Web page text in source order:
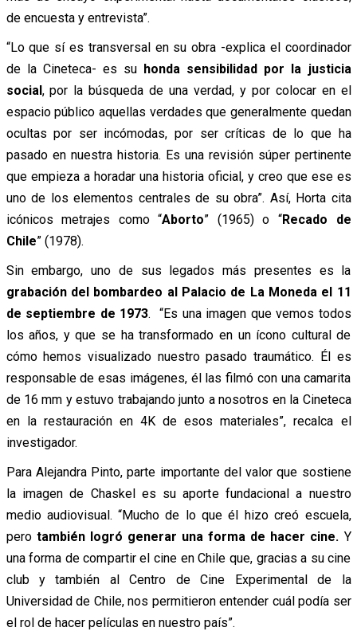
de encuesta y entrevista”.
“Lo que sí es transversal en su obra -explica el coordinador
de la Cineteca- es su honda sensibilidad por la justicia
social, por la búsqueda de una verdad, y por colocar en el
espacio público aquellas verdades que generalmente quedan
ocultas por ser incómodas, por ser críticas de lo que ha
pasado en nuestra historia. Es una revisión súper pertinente
que empieza a horadar una historia oficial, y creo que ese es
uno de los elementos centrales de su obra”. Así, Horta cita
icónicos metrajes como “Aborto” (1965) o “Recado de
Chile” (1978).
Sin embargo, uno de sus legados más presentes es la
grabación del bombardeo al Palacio de La Moneda el 11
de septiembre de 1973. “Es una imagen que vemos todos
los años, y que se ha transformado en un ícono cultural de
cómo hemos visualizado nuestro pasado traumático. Él es
responsable de esas imágenes, él las filmó con una camarita
de 16 mm y estuvo trabajando junto a nosotros en la Cineteca
en la restauración en 4K de esos materiales”, recalca el
investigador.
Para Alejandra Pinto, parte importante del valor que sostiene
la imagen de Chaskel es su aporte fundacional a nuestro
medio audiovisual. “Mucho de lo que él hizo creó escuela,
pero también logró generar una forma de hacer cine. Y
una forma de compartir el cine en Chile que, gracias a su cine
club y también al Centro de Cine Experimental de la
Universidad de Chile, nos permitieron entender cuál podía ser
el rol de hacer películas en nuestro país”.